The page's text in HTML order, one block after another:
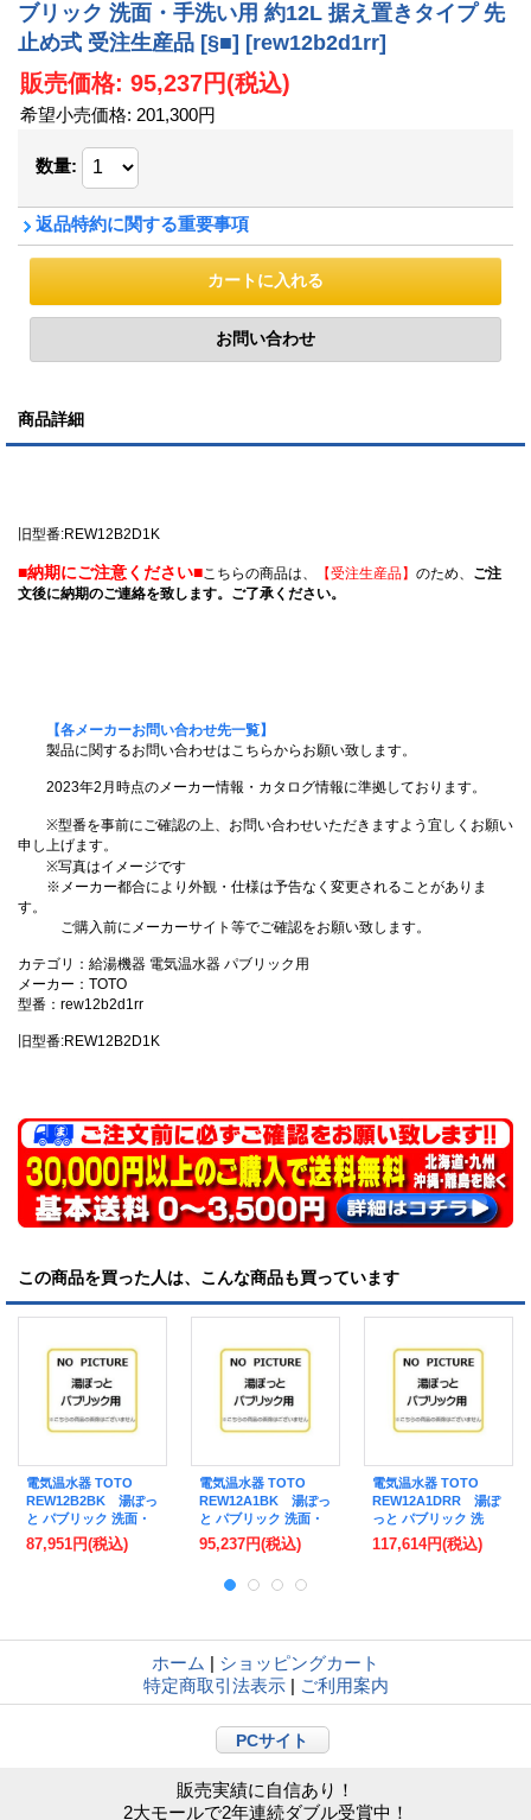
ブリック 洗面・手洗い用 約12L 据え置きタイプ 先
止め式 受注生産品 [§■] [rew12b2d1rr]
販売価格: 95,237円(税込)
希望小売価格: 201,300円
数量:
返品特約に関する重要事項
商品詳細
旧型番:REW12B2D1K
■納期にご注意ください■ こちらの商品は、 【受注生産品】 のため、 ご注
文後に納期のご連絡を致します。ご了承ください。
【各メーカーお問い合わせ先一覧】
製品に関するお問い合わせはこちらからお願い致します。
2023年2月時点のメーカー情報・カタログ情報に準拠しております。
※型番を事前にご確認の上、お問い合わせいただきますよう宜しくお願い
申し上げます。
※写真はイメージです
※メーカー都合により外観・仕様は予告なく変更されることがありま
す。
ご購入前にメーカーサイト等でご確認をお願い致します。
カテゴリ：給湯機器 電気温水器 パブリック用
メーカー：TOTO
型番：rew12b2d1rr
旧型番:REW12B2D1K
この商品を買った人は、こんな商品も買っています
電気温水器 TOTO
REW12B2BK 湯ぽっ
と パブリック 洗面・
手洗い用 約12L 据え
置きタイプ 先止め式
87,951円(税込)
電気温水器 TOTO
REW12A1BK 湯ぽっ
と パブリック 洗面・
手洗い用 約12L 据え
置きタイプ 先止め式
95,237円(税込)
電気温水器 TOTO
REW12A1DRR 湯ぽ
っと パブリック 洗
面・手洗い用 約12L
据え置きタイプ 先止
117,614円(税込)
ホーム | ショッピングカート
特定商取引法表示 | ご利用案内
PCサイト
販売実績に自信あり！
2大モールで2年連続ダブル受賞中！